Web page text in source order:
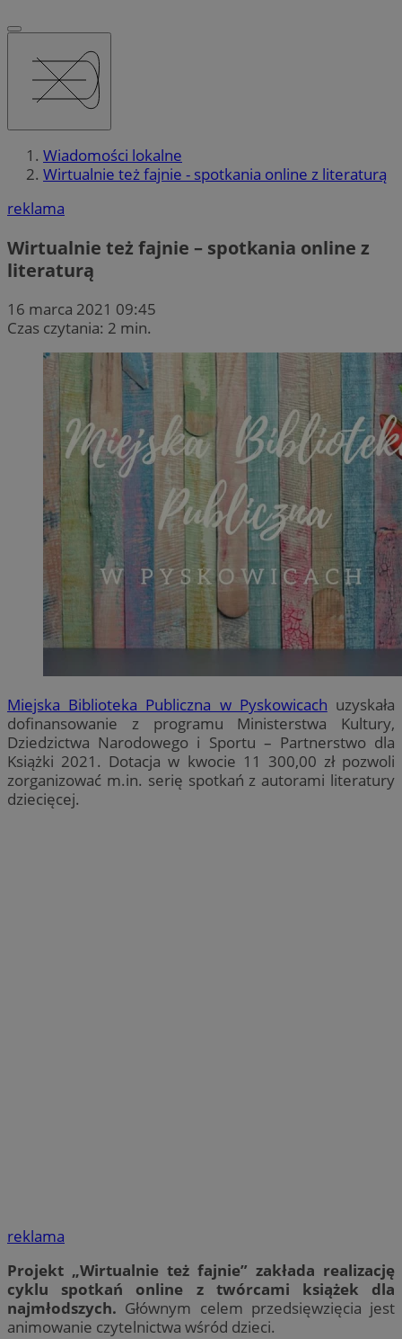
Wiadomości lokalne
Wirtualnie też fajnie - spotkania online z literaturą
reklama
Wirtualnie też fajnie – spotkania online z
literaturą
16 marca 2021 09:45
Czas czytania: 2 min.
Miejska Biblioteka Publiczna w Pyskowicach uzyskała
dofinansowanie z programu Ministerstwa Kultury,
Dziedzictwa Narodowego i Sportu – Partnerstwo dla
Książki 2021. Dotacja w kwocie 11 300,00 zł pozwoli
zorganizować m.in. serię spotkań z autorami literatury
dziecięcej.
reklama
Projekt „Wirtualnie też fajnie” zakłada realizację
cyklu spotkań online z twórcami książek dla
najmłodszych. Głównym celem przedsięwzięcia jest
animowanie czytelnictwa wśród dzieci.